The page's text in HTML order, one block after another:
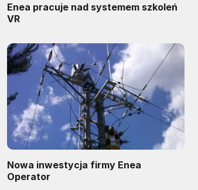
Enea pracuje nad systemem szkoleń
VR
Nowa inwestycja firmy Enea
Operator